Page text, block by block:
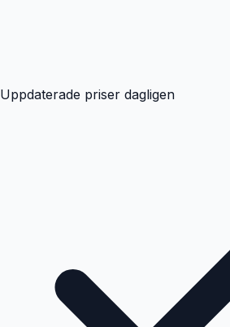
Uppdaterade priser dagligen